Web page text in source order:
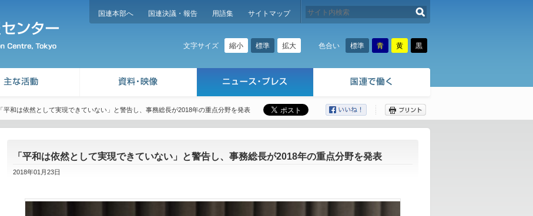
国連本部へ 国連決議・報告 用語集 サイトマップ
文字サイズ 縮小 標準 拡大 色合い 標準 青 黄 黒
「平和は依然として実現できていない」と警告し、事務総長が2018年の重点分野を発表
「平和は依然として実現できていない」と警告し、事務総長が2018年の重点分野を発表
2018年01月23日